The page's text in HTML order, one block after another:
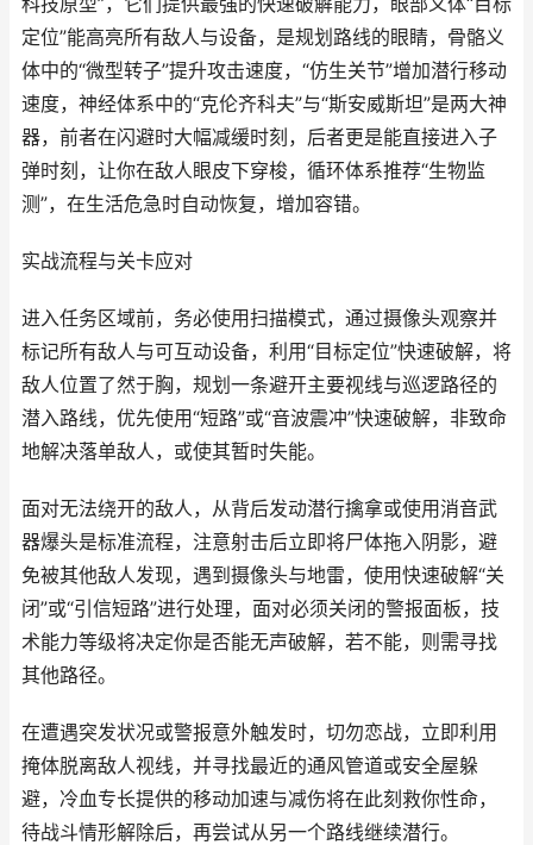
定位”能高亮所有敌人与设备，是规划路线的眼睛，骨骼义
体中的“微型转子”提升攻击速度，“仿生关节”增加潜行移动
速度，神经体系中的“克伦齐科夫”与“斯安威斯坦”是两大神
器，前者在闪避时大幅减缓时刻，后者更是能直接进入子
弹时刻，让你在敌人眼皮下穿梭，循环体系推荐“生物监
测”，在生活危急时自动恢复，增加容错。
实战流程与关卡应对
进入任务区域前，务必使用扫描模式，通过摄像头观察并
标记所有敌人与可互动设备，利用“目标定位”快速破解，将
敌人位置了然于胸，规划一条避开主要视线与巡逻路径的
潜入路线，优先使用“短路”或“音波震冲”快速破解，非致命
地解决落单敌人，或使其暂时失能。
面对无法绕开的敌人，从背后发动潜行擒拿或使用消音武
器爆头是标准流程，注意射击后立即将尸体拖入阴影，避
免被其他敌人发现，遇到摄像头与地雷，使用快速破解“关
闭”或“引信短路”进行处理，面对必须关闭的警报面板，技
术能力等级将决定你是否能无声破解，若不能，则需寻找
其他路径。
在遭遇突发状况或警报意外触发时，切勿恋战，立即利用
掩体脱离敌人视线，并寻找最近的通风管道或安全屋躲
避，冷血专长提供的移动加速与减伤将在此刻救你性命，
待战斗情形解除后，再尝试从另一个路线继续潜行。